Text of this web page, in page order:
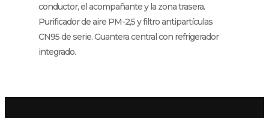
conductor, el acompañante y la zona trasera.
Purificador de aire PM-2,5 y filtro antipartículas
CN95 de serie. Guantera central con refrigerador
integrado.